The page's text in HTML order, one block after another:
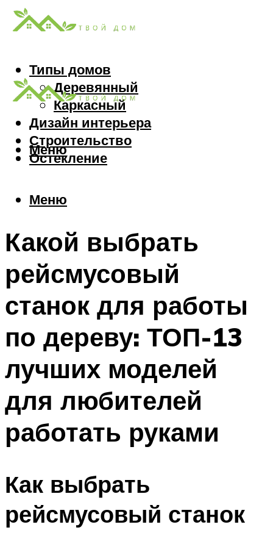
Типы домов
Деревянный
Каркасный
Дизайн интерьера
Строительство
Остекление
Меню
Меню
Какой выбрать
рейсмусовый
станок для работы
по дереву: ТОП-13
лучших моделей
для любителей
работать руками
Как выбрать
рейсмусовый станок